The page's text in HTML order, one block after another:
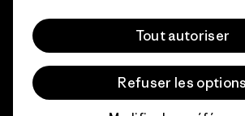
Tout autoriser
Refuser les options